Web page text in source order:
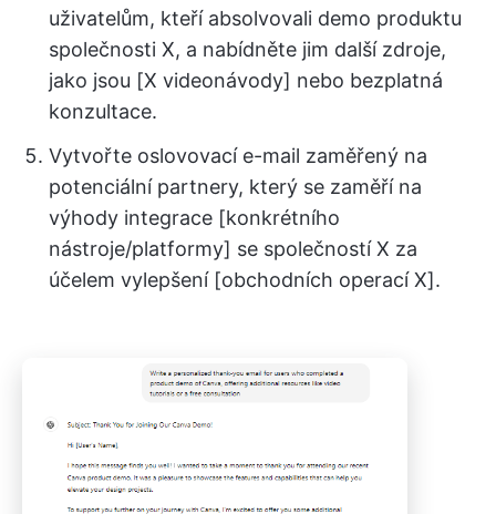
uživatelům, kteří absolvovali demo produktu
společnosti X, a nabídněte jim další zdroje,
jako jsou [X videonávody] nebo bezplatná
konzultace.
Vytvořte oslovovací e-mail zaměřený na
potenciální partnery, který se zaměří na
výhody integrace [konkrétního
nástroje/platformy] se společností X za
účelem vylepšení [obchodních operací X].